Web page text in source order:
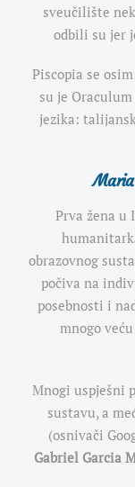
sveučilište
odbili su jer
Piscopia se
su je
jezika:
Prva žena
obrazovnog
počiva na
posebnosti i
mnogo
Mnogi uspješni
sustavu, a
(osnivači
Gabriel Garcia